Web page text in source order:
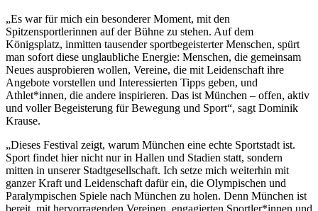
„Es war für mich ein besonderer Moment, mit den
Spitzensportlerinnen auf der Bühne zu stehen. Auf dem
Königsplatz, inmitten tausender sportbegeisterter Menschen, spürt
man sofort diese unglaubliche Energie: Menschen, die gemeinsam
Neues ausprobieren wollen, Vereine, die mit Leidenschaft ihre
Angebote vorstellen und Interessierten Tipps geben, und
Athlet*innen, die andere inspirieren. Das ist München – offen, aktiv
und voller Begeisterung für Bewegung und Sport“, sagt Dominik
Krause.
„Dieses Festival zeigt, warum München eine echte Sportstadt ist.
Sport findet hier nicht nur in Hallen und Stadien statt, sondern
mitten in unserer Stadtgesellschaft. Ich setze mich weiterhin mit
ganzer Kraft und Leidenschaft dafür ein, die Olympischen und
Paralympischen Spiele nach München zu holen. Denn München ist
bereit, mit hervorragenden Vereinen, engagierten Sportler*innen und